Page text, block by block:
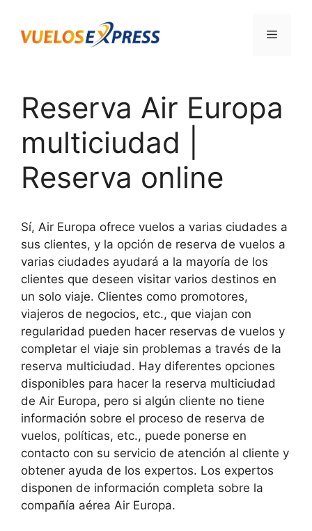
contenido
Menú
Reserva Air Europa
multiciudad |
Reserva online
Sí, Air Europa ofrece vuelos a varias ciudades a
sus clientes, y la opción de reserva de vuelos a
varias ciudades ayudará a la mayoría de los
clientes que deseen visitar varios destinos en
un solo viaje. Clientes como promotores,
viajeros de negocios, etc., que viajan con
regularidad pueden hacer reservas de vuelos y
completar el viaje sin problemas a través de la
reserva multiciudad. Hay diferentes opciones
disponibles para hacer la reserva multiciudad
de Air Europa, pero si algún cliente no tiene
información sobre el proceso de reserva de
vuelos, políticas, etc., puede ponerse en
contacto con su servicio de atención al cliente y
obtener ayuda de los expertos. Los expertos
disponen de información completa sobre la
compañía aérea Air Europa.